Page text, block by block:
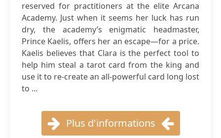
reserved for practitioners at the elite Arcana
Academy. Just when it seems her luck has run
dry, the academy’s enigmatic headmaster,
Prince Kaelis, offers her an escape—for a price.
Kaelis believes that Clara is the perfect tool to
help him steal a tarot card from the king and
use it to re-create an all-powerful card long lost
to ...
Plus d'informations